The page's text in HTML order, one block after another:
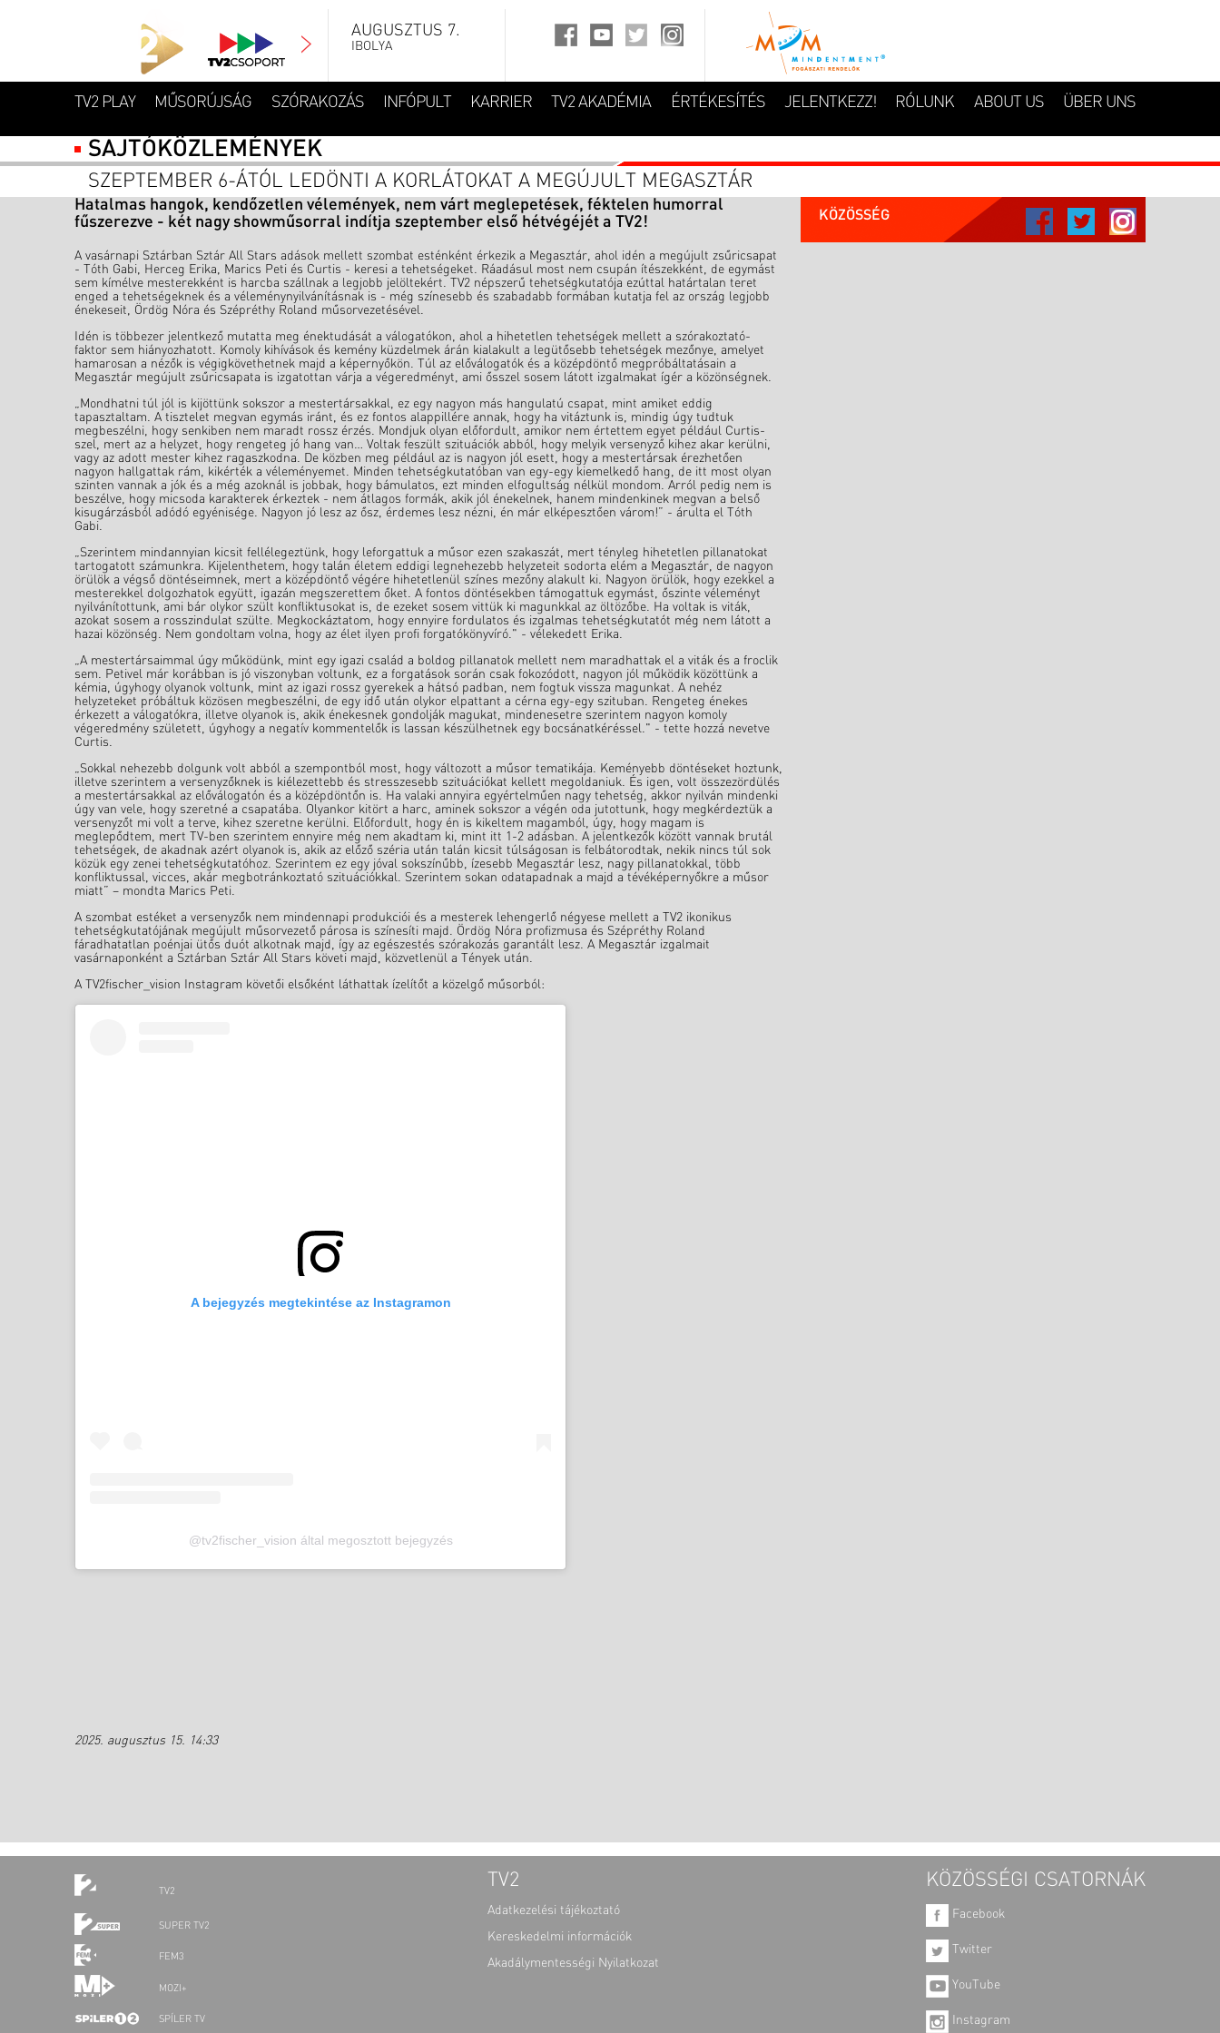
AUGUSZTUS 7.
IBOLYA
TV2 PLAY MŰSORÚJSÁG SZÓRAKOZÁS INFÓPULT KARRIER TV2 AKADÉMIA ÉRTÉKESÍTÉS JELENTKEZZ! RÓLUNK ABOUT US ÜBER UNS
SAJTÓKÖZLEMÉNYEK
SZEPTEMBER 6-ÁTÓL LEDÖNTI A KORLÁTOKAT A MEGÚJULT MEGASZTÁR
Hatalmas hangok, kendőzetlen vélemények, nem várt meglepetések, féktelen humorral
fűszerezve - két nagy showműsorral indítja szeptember első hétvégéjét a TV2!
A vasárnapi Sztárban Sztár All Stars adások mellett szombat esténként érkezik a Megasztár, ahol idén a megújult zsűricsapat
- Tóth Gabi, Herceg Erika, Marics Peti és Curtis - keresi a tehetségeket. Ráadásul most nem csupán ítészekként, de egymást
sem kímélve mesterekként is harcba szállnak a legjobb jelöltekért. TV2 népszerű tehetségkutatója ezúttal határtalan teret
enged a tehetségeknek és a véleménynyilvánításnak is - még színesebb és szabadabb formában kutatja fel az ország legjobb
énekeseit, Ördög Nóra és Szépréthy Roland műsorvezetésével.
Idén is többezer jelentkező mutatta meg énektudását a válogatókon, ahol a hihetetlen tehetségek mellett a szórakoztató-
faktor sem hiányozhatott. Komoly kihívások és kemény küzdelmek árán kialakult a legütősebb tehetségek mezőnye, amelyet
hamarosan a nézők is végigkövethetnek majd a képernyőkön. Túl az előválogatók és a középdöntő megpróbáltatásain a
Megasztár megújult zsűricsapata is izgatottan várja a végeredményt, ami ősszel sosem látott izgalmakat ígér a közönségnek.
„Mondhatni túl jól is kijöttünk sokszor a mestertársakkal, ez egy nagyon más hangulatú csapat, mint amiket eddig
tapasztaltam. A tisztelet megvan egymás iránt, és ez fontos alappillére annak, hogy ha vitáztunk is, mindig úgy tudtuk
megbeszélni, hogy senkiben nem maradt rossz érzés. Mondjuk olyan előfordult, amikor nem értettem egyet például Curtis-
szel, mert az a helyzet, hogy rengeteg jó hang van… Voltak feszült szituációk abból, hogy melyik versenyző kihez akar kerülni,
vagy az adott mester kihez ragaszkodna. De közben meg például az is nagyon jól esett, hogy a mestertársak érezhetően
nagyon hallgattak rám, kikérték a véleményemet. Minden tehetségkutatóban van egy-egy kiemelkedő hang, de itt most olyan
szinten vannak a jók és a még azoknál is jobbak, hogy bámulatos, ezt minden elfogultság nélkül mondom. Arról pedig nem is
beszélve, hogy micsoda karakterek érkeztek - nem átlagos formák, akik jól énekelnek, hanem mindenkinek megvan a belső
kisugárzásból adódó egyénisége. Nagyon jó lesz az ősz, érdemes lesz nézni, én már elképesztően várom!” - árulta el Tóth
Gabi.
„Szerintem mindannyian kicsit fellélegeztünk, hogy leforgattuk a műsor ezen szakaszát, mert tényleg hihetetlen pillanatokat
tartogatott számunkra. Kijelenthetem, hogy talán életem eddigi legnehezebb helyzeteit sodorta elém a Megasztár, de nagyon
örülök a végső döntéseimnek, mert a középdöntő végére hihetetlenül színes mezőny alakult ki. Nagyon örülök, hogy ezekkel a
mesterekkel dolgozhatok együtt, igazán megszerettem őket. A fontos döntésekben támogattuk egymást, őszinte véleményt
nyilvánítottunk, ami bár olykor szült konfliktusokat is, de ezeket sosem vittük ki magunkkal az öltözőbe. Ha voltak is viták,
azokat sosem a rosszindulat szülte. Megkockáztatom, hogy ennyire fordulatos és izgalmas tehetségkutatót még nem látott a
hazai közönség. Nem gondoltam volna, hogy az élet ilyen profi forgatókönyvíró." - vélekedett Erika.
„A mestertársaimmal úgy működünk, mint egy igazi család a boldog pillanatok mellett nem maradhattak el a viták és a froclik
sem. Petivel már korábban is jó viszonyban voltunk, ez a forgatások során csak fokozódott, nagyon jól működik közöttünk a
kémia, úgyhogy olyanok voltunk, mint az igazi rossz gyerekek a hátsó padban, nem fogtuk vissza magunkat. A nehéz
helyzeteket próbáltuk közösen megbeszélni, de egy idő után olykor elpattant a cérna egy-egy szituban. Rengeteg énekes
érkezett a válogatókra, illetve olyanok is, akik énekesnek gondolják magukat, mindenesetre szerintem nagyon komoly
végeredmény született, úgyhogy a negatív kommentelők is lassan készülhetnek egy bocsánatkéréssel." - tette hozzá nevetve
Curtis.
„Sokkal nehezebb dolgunk volt abból a szempontból most, hogy változott a műsor tematikája. Keményebb döntéseket hoztunk,
illetve szerintem a versenyzőknek is kiélezettebb és stresszesebb szituációkat kellett megoldaniuk. És igen, volt összezördülés
a mestertársakkal az előválogatón és a középdöntőn is. Ha valaki annyira egyértelműen nagy tehetség, akkor nyilván mindenki
úgy van vele, hogy szeretné a csapatába. Olyankor kitört a harc, aminek sokszor a végén oda jutottunk, hogy megkérdeztük a
versenyzőt mi volt a terve, kihez szeretne kerülni. Előfordult, hogy én is kikeltem magamból, úgy, hogy magam is
meglepődtem, mert TV-ben szerintem ennyire még nem akadtam ki, mint itt 1-2 adásban. A jelentkezők között vannak brutál
tehetségek, de akadnak azért olyanok is, akik az előző széria után talán kicsit túlságosan is felbátorodtak, nekik nincs túl sok
közük egy zenei tehetségkutatóhoz. Szerintem ez egy jóval sokszínűbb, ízesebb Megasztár lesz, nagy pillanatokkal, több
konfliktussal, vicces, akár megbotránkoztató szituációkkal. Szerintem sokan odatapadnak a majd a tévéképernyőkre a műsor
miatt” – mondta Marics Peti.
A szombat estéket a versenyzők nem mindennapi produkciói és a mesterek lehengerlő négyese mellett a TV2 ikonikus
tehetségkutatójának megújult műsorvezető párosa is színesíti majd. Ördög Nóra profizmusa és Szépréthy Roland
fáradhatatlan poénjai ütős duót alkotnak majd, így az egészestés szórakozás garantált lesz. A Megasztár izgalmait
vasárnaponként a Sztárban Sztár All Stars követi majd, közvetlenül a Tények után.
A TV2fischer_vision Instagram követői elsőként láthattak ízelítőt a közelgő műsorból:
A bejegyzés megtekintése az Instagramon
@tv2fischer_vision által megosztott bejegyzés
2025. augusztus 15. 14:33
KÖZÖSSÉG
TV2
SUPER TV2
FEM3
MOZI+
SPÍLER TV
TV2
Adatkezelési tájékoztató
Kereskedelmi információk
Akadálymentességi Nyilatkozat
KÖZÖSSÉGI CSATORNÁK
Facebook
Twitter
YouTube
Instagram